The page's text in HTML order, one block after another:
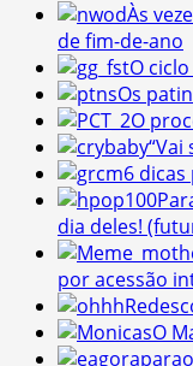
Às
de fim-de-ano
O
Os
O
“Vai
6
dia deles!
por acessão
O